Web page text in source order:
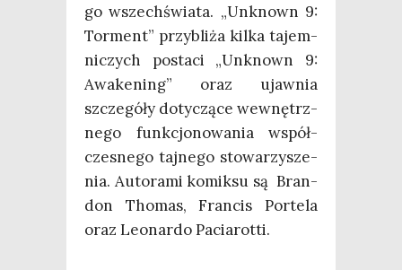
go wszech­świa­ta. „Unk­nown 9:
Tor­ment” przy­bli­ża kil­ka tajem­
ni­czych posta­ci „Unk­nown 9:
Awa­ke­ning” oraz ujaw­nia
szcze­gó­ły doty­czą­ce wewnętrz­
ne­go funk­cjo­no­wa­nia współ­
cze­sne­go taj­ne­go sto­wa­rzy­sze­
nia. Auto­ra­mi komik­su są Bran­
don Tho­mas, Fran­cis Por­te­la
oraz Leonar­do Paciarotti.